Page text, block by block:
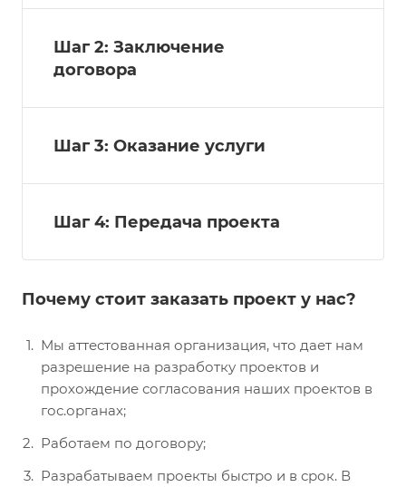
Шаг 2: Заключение
договора
Шаг 3: Оказание услуги
Шаг 4: Передача проекта
Почему стоит заказать проект у нас?
Мы аттестованная организация, что дает нам
разрешение на разработку проектов и
прохождение согласования наших проектов в
гос.органах;
Работаем по договору;
Разрабатываем проекты быстро и в срок. В